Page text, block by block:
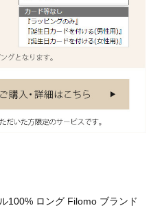
100% ロング Filomo ブランド